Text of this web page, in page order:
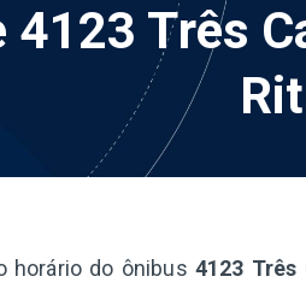
4123 Três
horário do ônibus 4123 Três